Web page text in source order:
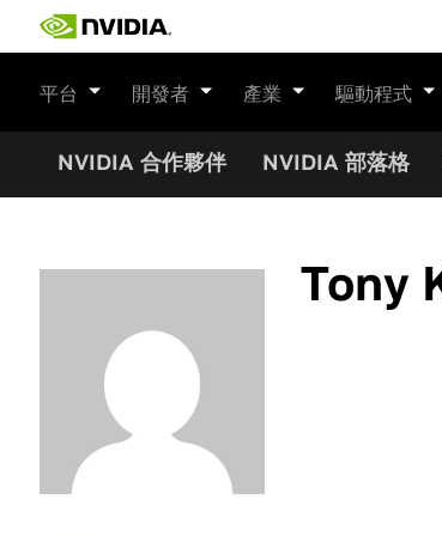
平台 開發者 產業 驅動程式
NVIDIA 合作夥伴 NVIDIA 部落格
Tony